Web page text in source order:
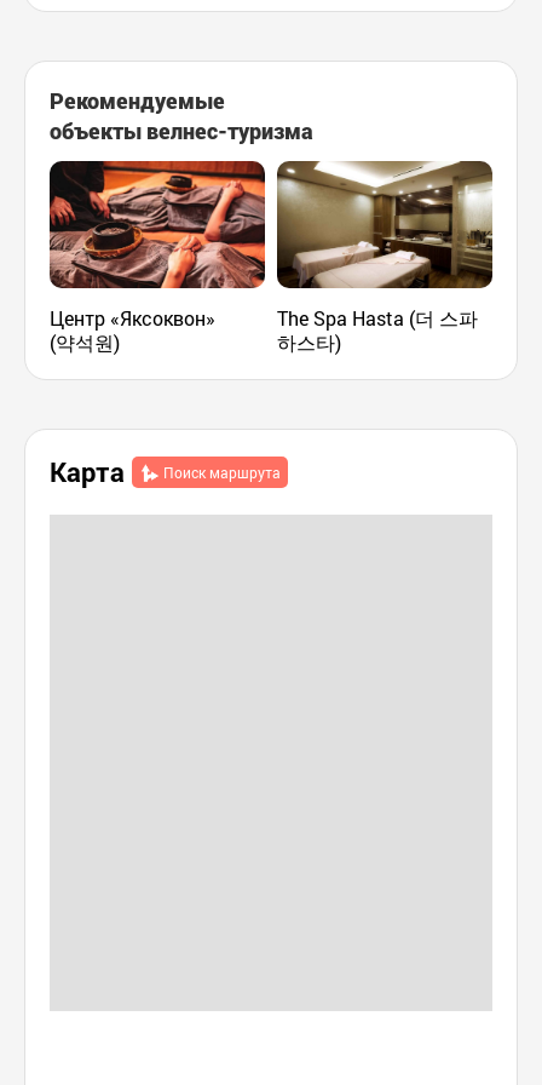
Рекомендуемые
объекты велнес-туризма
Центр «Яксоквон»
(약석원)
The Spa Hasta (더 스파
하스타)
Карта Поиск маршрута